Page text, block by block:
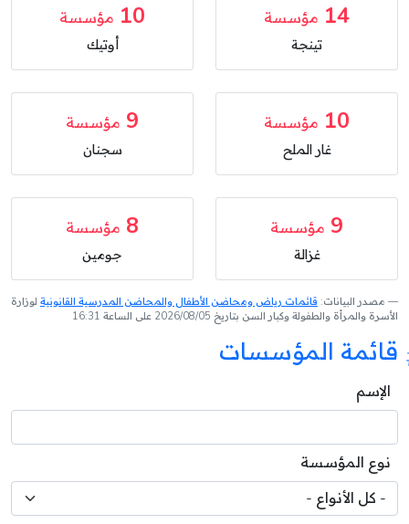
14 مؤسسة
تينجة
10 مؤسسة
أوتيك
10 مؤسسة
غار الملح
9 مؤسسة
سجنان
9 مؤسسة
غزالة
8 مؤسسة
جومين
مصدر البيانات: قائمات رياض ومحاضن الأطفال والمحاضن المدرسية القانونية لوزارة
الأسرة والمرأة والطفولة وكبار السن بتاريخ 2026/08/05 على الساعة 16:31
قائمة المؤسسات
الإسم
نوع المؤسسة